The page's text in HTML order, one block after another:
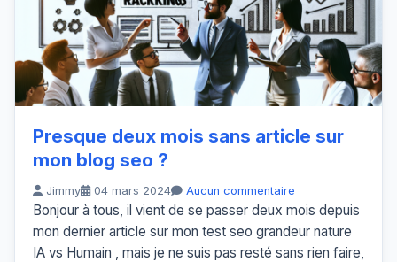
Presque deux mois sans article sur
mon blog seo ?
Jimmy 04 mars 2024 Aucun commentaire
Bonjour à tous, il vient de se passer deux mois depuis
mon dernier article sur mon test seo grandeur nature
IA vs Humain , mais je ne suis pas resté sans rien faire,